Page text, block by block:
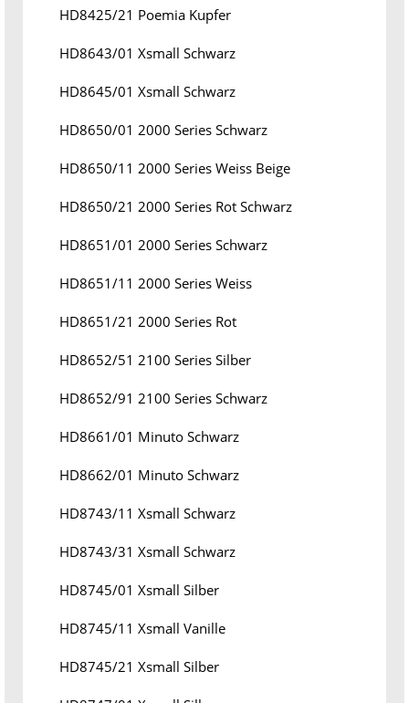
HD8425/21 Poemia Kupfer
HD8643/01 Xsmall Schwarz
HD8645/01 Xsmall Schwarz
HD8650/01 2000 Series Schwarz
HD8650/11 2000 Series Weiss Beige
HD8650/21 2000 Series Rot Schwarz
HD8651/01 2000 Series Schwarz
HD8651/11 2000 Series Weiss
HD8651/21 2000 Series Rot
HD8652/51 2100 Series Silber
HD8652/91 2100 Series Schwarz
HD8661/01 Minuto Schwarz
HD8662/01 Minuto Schwarz
HD8743/11 Xsmall Schwarz
HD8743/31 Xsmall Schwarz
HD8745/01 Xsmall Silber
HD8745/11 Xsmall Vanille
HD8745/21 Xsmall Silber